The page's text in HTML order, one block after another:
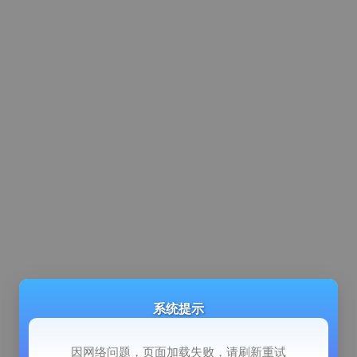
系统提示
因网络问题，页面加载失败，请刷新重试